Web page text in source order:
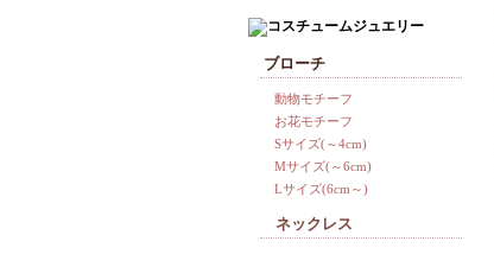
ブローチ
動物モチーフ
お花モチーフ
Sサイズ(～4cm)
Mサイズ(～6cm)
Lサイズ(6cm～)
ネックレス